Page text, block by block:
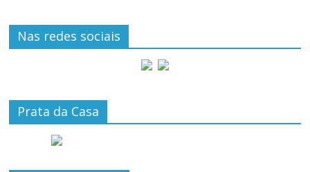
Nas redes sociais
Prata da Casa